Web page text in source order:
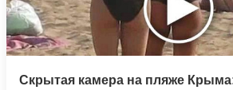
Скрытая камера на пляже